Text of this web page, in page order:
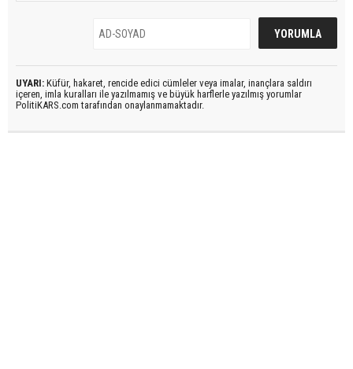
UYARI: Küfür, hakaret, rencide edici cümleler veya imalar, inançlara saldırı
içeren, imla kuralları ile yazılmamış ve büyük harflerle yazılmış yorumlar
PolitiKARS.com tarafından onaylanmamaktadır.